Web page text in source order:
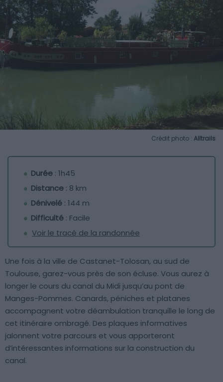
Crédit photo : Alltrails
Durée : 1h45
Distance : 8 km
Dénivelé : 144 m
Difficulté : Facile
Voir le tracé de la randonnée
Une fois à la ville de Castanet-Tolosan, au sud de
Toulouse, garez-vous près de son écluse. Vous aurez à
longer le cours du canal du Midi jusqu’au pont de
Manges-Pommes. Canards, péniches et platanes
accompagnent votre déambulation tranquille le long de
cet itinéraire ombragé. Des plaques informatives
jalonnent votre parcours et vous apporteront
d’intéressantes informations sur la construction du
canal.